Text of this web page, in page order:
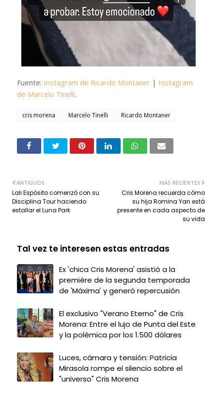
Fuente: Instagram de Ricardo Montaner | Instagram
de Marcelo Tinelli.
cris morena Marcelo Tinelli Ricardo Montaner
MÁS RECIENTES
Cris Morena recuerda cómo
su hija Romina Yan está
presente en cada aspecto de
su vida
ANTIGUOS
Lali Espósito comenzó con su
Disciplina Tour haciendo
estallar el Luna Park
Tal vez te interesen estas entradas
Ex 'chica Cris Morena' asistió a la
première de la segunda temporada
de 'Máxima' y generó repercusión
El exclusivo "Verano Eterno" de Cris
Morena: Entre el lujo de Punta del Este
y la polémica por los 1.500 dólares
Luces, cámara y tensión: Patricia
Mirasola rompe el silencio sobre el
"universo" Cris Morena